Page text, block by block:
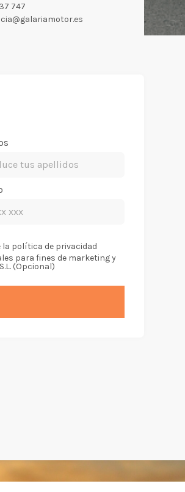
747
la política de privacidad
para fines de marketing y
(Opcional)